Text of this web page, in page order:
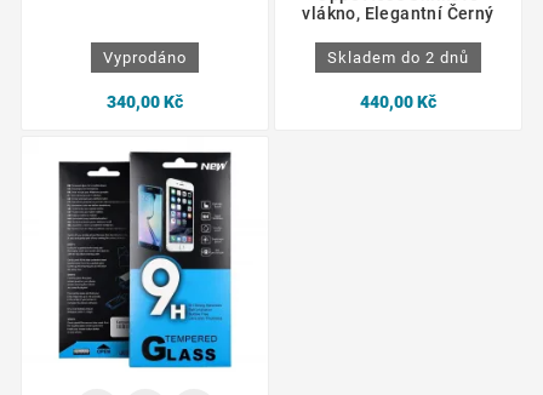
Vyprodáno
340,00 Kč
vlákno, Elegantní Černý
Skladem do 2 dnů
440,00 Kč